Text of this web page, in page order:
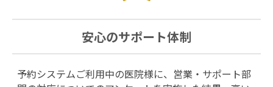
安心のサポート体制
予約システムご利用中の医院様に、営業・サポート部